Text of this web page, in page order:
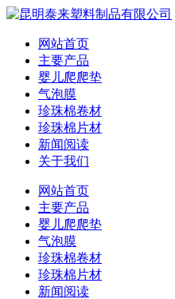
网站首页
主要产品
婴儿爬爬垫
气泡膜
珍珠棉卷材
珍珠棉片材
新闻阅读
关于我们
网站首页
主要产品
婴儿爬爬垫
气泡膜
珍珠棉卷材
珍珠棉片材
新闻阅读